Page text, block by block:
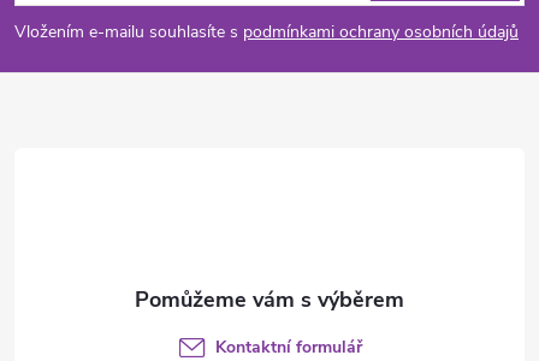
p
a
Vložením e-mailu souhlasíte s podmínkami ochrany osobních údajů
Kontaktní formulář